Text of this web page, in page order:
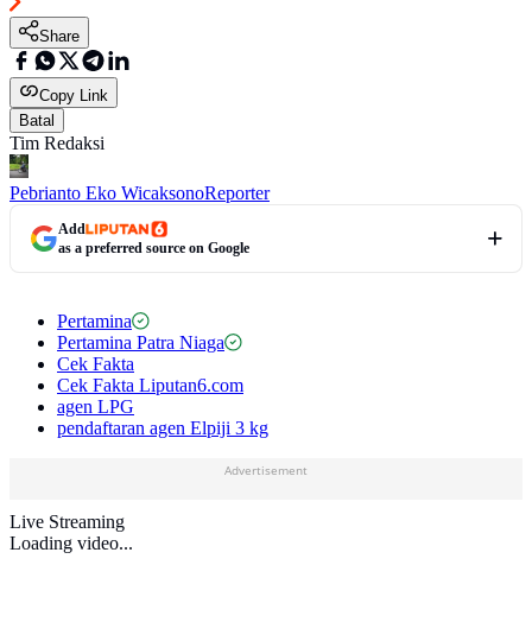
Share
Copy Link
Batal
Tim Redaksi
Pebrianto Eko WicaksonoReporter
Add
as a preferred source on Google
Pertamina
Pertamina Patra Niaga
Cek Fakta
Cek Fakta Liputan6.com
agen LPG
pendaftaran agen Elpiji 3 kg
Advertisement
Live Streaming
Loading video...